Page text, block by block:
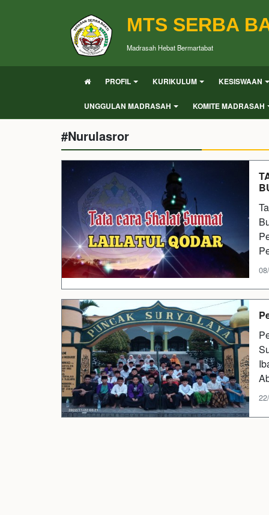
MTS SERBA
Madrasah Hebat Bermartabat
PROFIL KURIKULUM KESISWAAN
UNGGULAN MADRASAH KOMITE MADRASAH
#Nurulasror